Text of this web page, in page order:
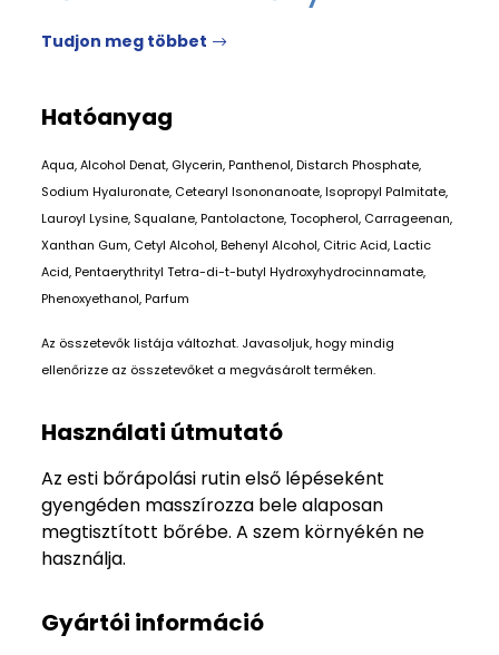
Tudjon meg többet
Hatóanyag
Aqua, Alcohol Denat, Glycerin, Panthenol, Distarch Phosphate,
Sodium Hyaluronate, Cetearyl Isononanoate, Isopropyl Palmitate,
Lauroyl Lysine, Squalane, Pantolactone, Tocopherol, Carrageenan,
Xanthan Gum, Cetyl Alcohol, Behenyl Alcohol, Citric Acid, Lactic
Acid, Pentaerythrityl Tetra-di-t-butyl Hydroxyhydrocinnamate,
Phenoxyethanol, Parfum
Az összetevők listája változhat. Javasoljuk, hogy mindig
ellenőrizze az összetevőket a megvásárolt terméken.
Használati útmutató
Az esti bőrápolási rutin első lépéseként
gyengéden masszírozza bele alaposan
megtisztított bőrébe. A szem környékén ne
használja.
Gyártói információ